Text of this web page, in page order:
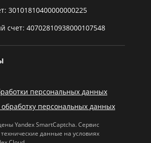
30101810400000000225
счет: 40702810938000107548
персональных данных
персональных данных
Yandex SmartCaptcha. Сервис
данные на условиях